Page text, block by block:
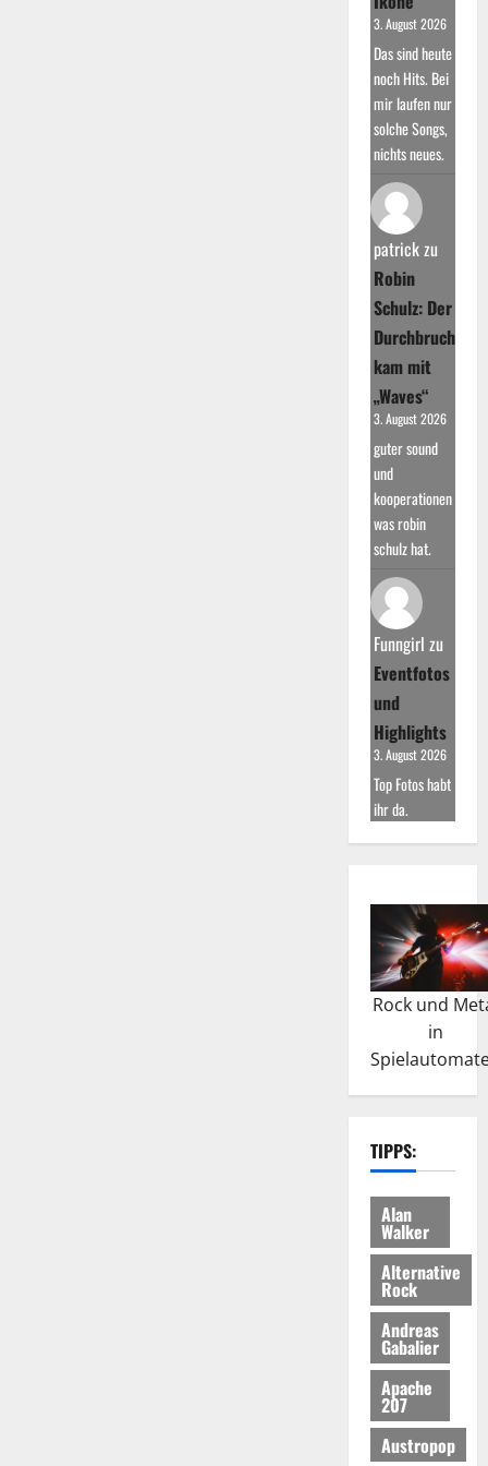
3. August 2026
Das sind heute
noch Hits. Bei
mir laufen nur
solche Songs,
nichts neues.
patrickzu
Robin
Schulz: Der
Durchbruch
kam mit
„Waves“
3. August 2026
guter sound
und
kooperationen
was robin
schulz hat.
Funngirl zu
Eventfotos
und
Highlights
3. August 2026
Top Fotos habt
ihr da.
Rock und
in
TIPPS:
Alan
Walker
Alternative
Rock
Andreas
Gabalier
Apache
207
Austropop